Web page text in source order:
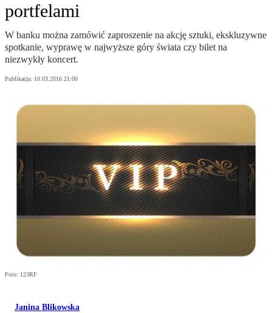
portfelami
W banku można zamówić zaproszenie na akcję sztuki, ekskluzywne
spotkanie, wyprawę w najwyższe góry świata czy bilet na
niezwykły koncert.
Publikacja: 10.03.2016 21:00
Foto: 123RF
Janina Blikowska